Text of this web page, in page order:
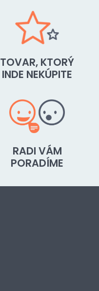
TOVAR, KTORÝ
INDE NEKÚPITE
RADI VÁM
PORADÍME